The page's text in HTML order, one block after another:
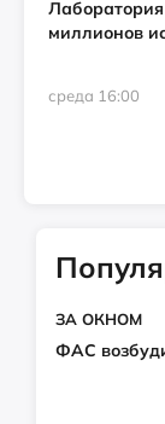
миллионов
среда 16:00
ЗА ОКНОМ
ФАС